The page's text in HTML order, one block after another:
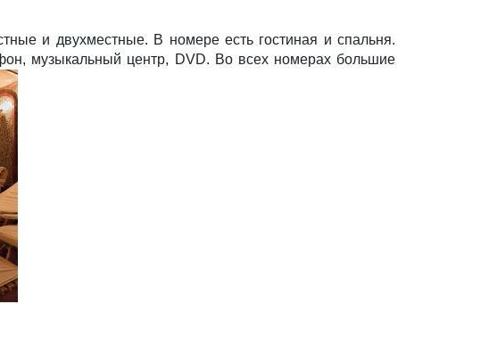
и двухместные. В номере есть гостиная и спальня.
музыкальный центр, DVD. Во всех номерах большие